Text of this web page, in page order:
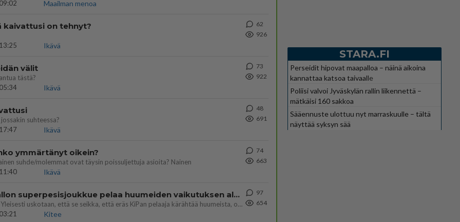
Maailman menoa
kaivattusi on tehnyt?
Ikävä
62
926
välit
tästä?
Ikävä
73
922
suhteessa?
Ikävä
48
691
ymmärtänyt oikein?
suhde/molemmat ovat täysin poissuljettuja asioita? Nainen
Ikävä
74
663
Kiteen Pallon superpesisjoukkue pelaa huumeiden vaikutuksen alaisena
Huumerikos. Yleisesti uskotaan, että se seikka, että eräs KiPan pelaaja kärähtää huumeista, on vain jäävuoren huippu. M
Kitee
97
654
STARA.FI
Perseidit hipovat maapalloa – näinä aikoina
kannattaa katsoa taivaalle
Poliisi valvoi Jyväskylän rallin liikennettä –
mätkäisi 160 sakkoa
Sääennuste ulottuu nyt marraskuulle – tältä
näyttää syksyn sää